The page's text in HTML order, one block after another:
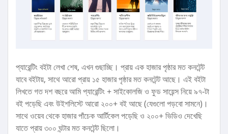
প্যারেন্টিং বইটা লেখা শেষ, এখন গুছাচ্ছি। প্রায় এক হাজার পৃষ্ঠার মত কনটেন্ট
যাবে বইটায়, সাথে আরো প্রায় ১৫ হাজার পৃষ্ঠার মত কনটেন্ট আছে। এই বইটা
লিখতে গত দশ বছরে আমি প্যারেন্টিং + সাইকোলজি ও ফুড সায়েন্স নিয়ে ৯৭-টা
বই পড়েছি এবং উইশলিস্টে আরো ২০০+ বই আছে (যেগুলো পড়বো সামনে)।
সাথে ওয়েব থেকে হাজার পাঁচেক আর্টিকেল পড়েছি ও ২০০+ ভিডিও দেখেছি
যাতে প্রায় ৩০০ ঘন্টার মত কনটেন্ট ছিলো।